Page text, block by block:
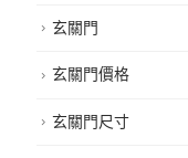
玄關門
玄關門價格
玄關門尺寸